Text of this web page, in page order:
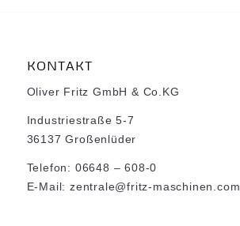
KONTAKT
Oliver Fritz GmbH & Co.KG
Industriestraße 5-7
36137 Großenlüder
Telefon: 06648 – 608-0
E-Mail: zentrale@fritz-maschinen.com